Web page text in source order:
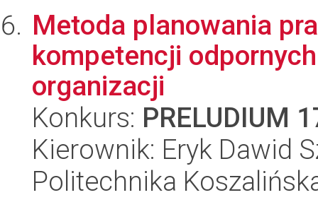
Metoda planowania
kompetencji
organizacji
Konkurs: PRELUDIUM
Kierownik: Eryk Dawid
Politechnika